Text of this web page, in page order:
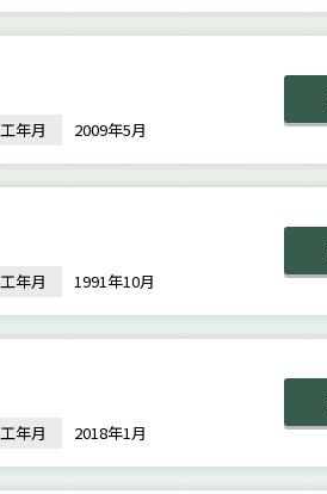
年月 2009年5月
年月 1991年10月
年月 2018年1月